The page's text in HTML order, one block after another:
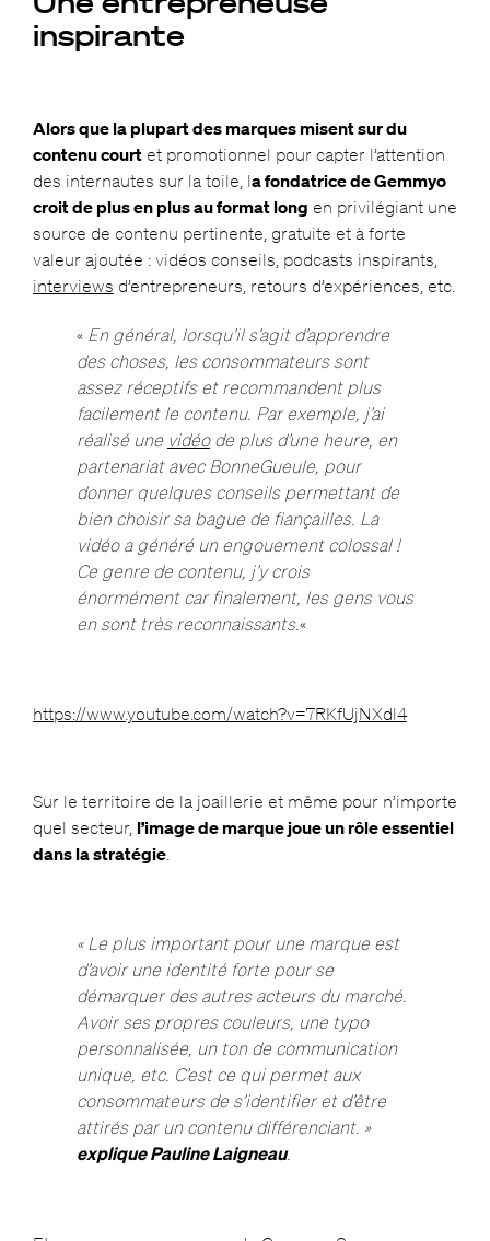
inspirante
Alors que la plupart des marques misent sur du
contenu courtet promotionnel pour capter l’attention
des internautes sur la toile, la fondatrice de Gemmyo
croit de plus en plus au format long en privilégiant une
source de contenu pertinente, gratuite et à forte
valeur ajoutée : vidéos conseils, podcasts inspirants,
interviews d’entrepreneurs, retours d’expériences, etc.
« En général, lorsqu’il s’agit d’apprendre
des choses, les consommateurs sont
assez réceptifs et recommandent plus
facilement le contenu. Par exemple, j’ai
réalisé une vidéode plus d’une heure, en
partenariat avec BonneGueule, pour
donner quelques conseils permettant de
bien choisir sa bague de fiançailles. La
vidéo a généré un engouement colossal !
Ce genre de contenu, j’y crois
énormément car finalement, les gens vous
en sont très reconnaissants.«
https://www.youtube.com/watch?v=7RKfUjNXdl4
Sur le territoire de la joaillerie et même pour n’importe
quel secteur, l’image de marque joue un rôle essentiel
dans la stratégie.
« Le plus important pour une marque est
d’avoir une identité forte pour se
démarquer des autres acteurs du marché.
Avoir ses propres couleurs, une typo
personnalisée, un ton de communication
unique, etc. C’est ce qui permet aux
consommateurs de s’identifier et d’être
attirés par un contenu différenciant. »
explique Pauline Laigneau.